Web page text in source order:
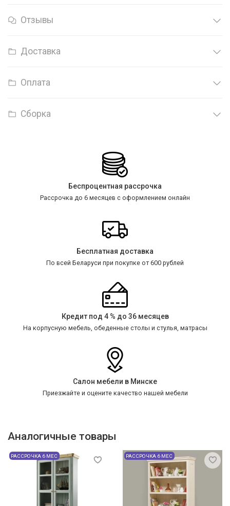
Отзывы
Доставка
Оплата
Сборка
Беспроцентная рассрочка
Рассрочка до 6 месяцев с оформлением онлайн
Бесплатная доставка
По всей Беларуси при покупке от 600 рублей
Кредит под 4 % до 36 месяцев
На корпусную мебель, обеденные столы и стулья, матрасы
Салон мебели в Минске
Приезжайте и оцените качество нашей мебели
Аналогичные товары
РАССРОЧКА 6 МЕС РАССРОЧКА 6 МЕС